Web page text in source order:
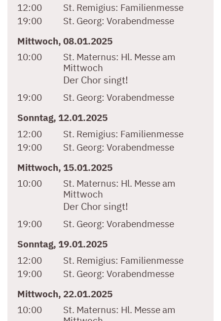
12:00
St. Remigius: Familienmesse
19:00
St. Georg:Vorabendmesse
Mittwoch, 08.01.2025
10:00
St. Maternus: Hl. Messe am
Mittwoch
Der Chor singt!
19:00 St. Georg:Vorabendmesse
Sonntag, 12.01.2025
12:00
St. Remigius: Familienmesse
19:00
St. Georg:Vorabendmesse
Mittwoch, 15.01.2025
10:00
St. Maternus: Hl. Messe am
Mittwoch
Der Chor singt!
19:00 St. Georg:Vorabendmesse
Sonntag, 19.01.2025
12:00
St. Remigius: Familienmesse
19:00
St. Georg:Vorabendmesse
Mittwoch, 22.01.2025
10:00
St. Maternus: Hl. Messe am